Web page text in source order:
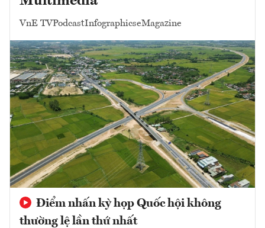
VnE TVPodcastInfographicseMagazine
Điểm nhấn kỳ họp Quốc hội không
thường lệ lần thứ nhất